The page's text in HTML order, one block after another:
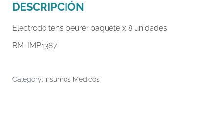
DESCRIPCIÓN
Electrodo tens beurer paquete x 8 unidades
RM-IMP1387
Category: Insumos Médicos